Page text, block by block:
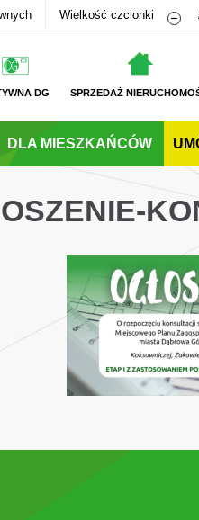
Wielkość czcionki
DG SPRZEDAŻ
DLA MIESZKAŃCÓW